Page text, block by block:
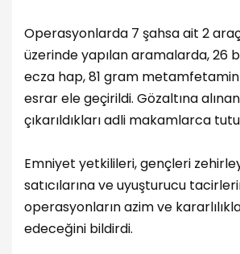
Operasyonlarda 7 şahsa ait 2
üzerinde yapılan aramalarda, 26
ecza hap, 81 gram metamfetamin
esrar ele geçirildi. Gözaltına
çıkarıldıkları adli makamlarca
Emniyet yetkilileri, gençleri
satıcılarına ve uyuşturucu
operasyonların azim ve
edeceğini bildirdi.